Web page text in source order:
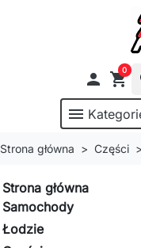
 shopping_cart
0
menu
Strona główna Części
Strona główna
Samochody
Łodzie